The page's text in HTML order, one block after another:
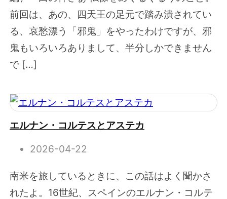
前回は、あの、四天王の足元で踏み潰されてい
る、哀愁漂う「邪鬼」をやったわけですが、邪
鬼もいろいろありまして、半分しかできません
で […]
エルナン・コルテスとアステカ
2026-04-22
南米を旅しているときに、この話はよく聞かさ
れたよ。16世紀、スペインのエルナン・コルテ